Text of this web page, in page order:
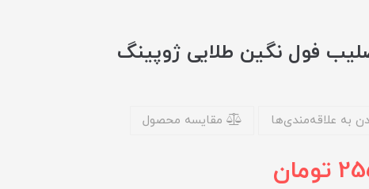
فول نگین طلایی ژوپینگ
مقایسه محصول
تومان